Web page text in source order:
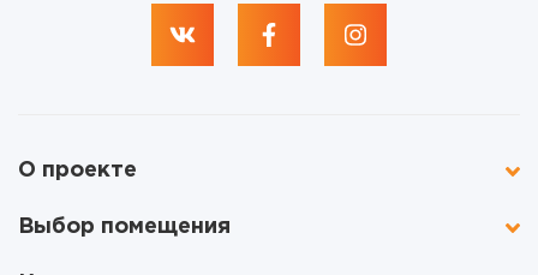
О проекте
Выбор помещения